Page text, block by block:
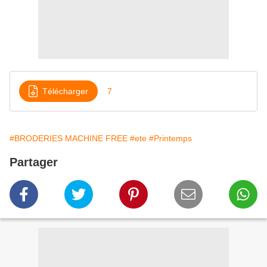
Télécharger 7
#BRODERIES MACHINE FREE #ete #Printemps
Partager